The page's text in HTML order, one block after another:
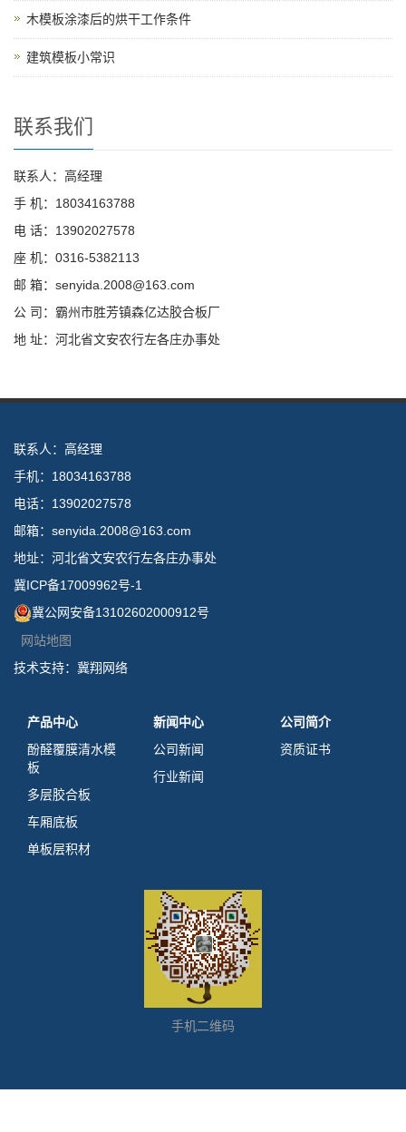
木模板涂漆后的烘干工作条件
建筑模板小常识
联系我们
联系人：高经理
手 机：18034163788
电 话：13902027578
座 机：0316-5382113
邮 箱：senyida.2008@163.com
公 司：霸州市胜芳镇森亿达胶合板厂
地 址：河北省文安农行左各庄办事处
联系人：高经理
手机：18034163788
电话：13902027578
邮箱：senyida.2008@163.com
地址：河北省文安农行左各庄办事处
冀ICP备17009962号-1
冀公网安备13102602000912号
网站地图
技术支持： 冀翔网络
产品中心
酚醛覆膜清水模
板
多层胶合板
车厢底板
单板层积材
新闻中心
公司新闻
行业新闻
公司简介
资质证书
手机二维码